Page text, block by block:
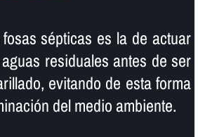
sépticas es la de actuar
residuales antes de ser
evitando de esta forma
del medio ambiente.